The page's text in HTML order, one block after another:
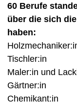
60 Berufe
über die sich
haben:
Tischler:in
Maler:in und
Gärtner:in
Chemikant:in